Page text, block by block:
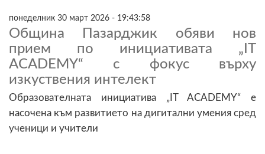
понеделник 30 март 2026 - 19:43:58
Община Пазарджик обяви нов
прием по инициативата „IT
ACADEMY“ с фокус върху
изкуствения интелект
Образователната инициатива „IT ACADEMY“ е
насочена към развитието на дигитални умения сред
ученици и учители